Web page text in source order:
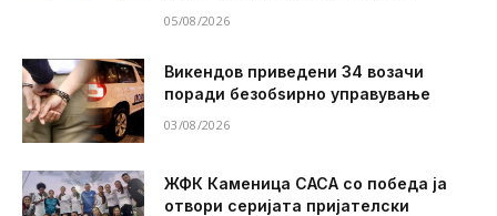
05/08/2026
Викендов приведени 34 возачи
поради безобѕирно управување
03/08/2026
ЖФК Каменица САСА со победа ја
отвори серијата пријателски